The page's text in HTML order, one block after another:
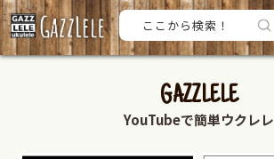
GAZZLELE
YouTubeで簡単ウクレレ